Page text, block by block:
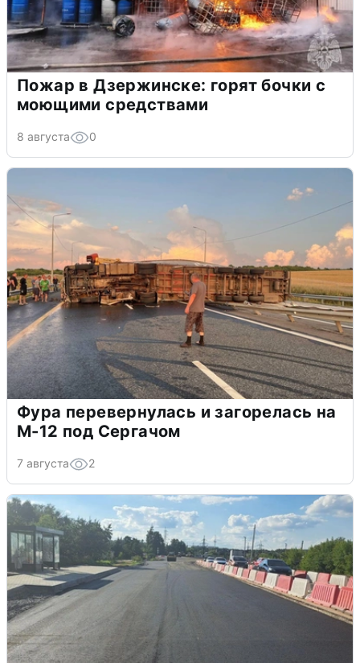
Пожар в Дзержинске: горят бочки с
моющими средствами
8 августа 0
Фура перевернулась и загорелась на
М-12 под Сергачом
7 августа 2